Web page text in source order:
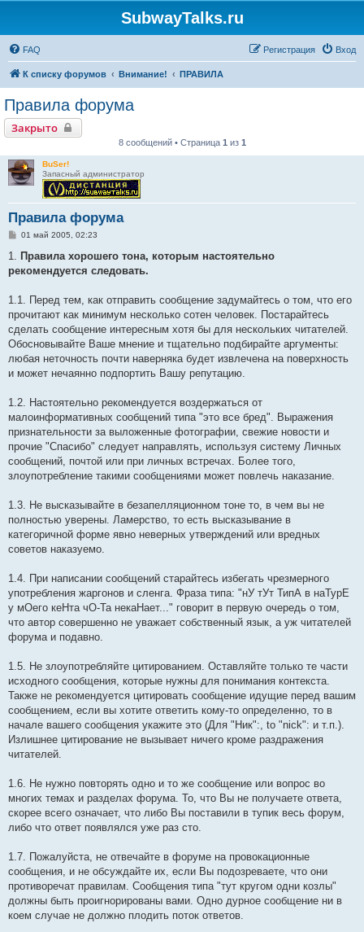
SubwayTalks.ru
FAQ Вход
Регистрация
К списку форумов Внимание! ПРАВИЛА
Правила форума
Закрыто
8 сообщений • Страница 1 из 1
BuSer!
Запасный администратор
Правила форума
С
о
щ
и
е
01 май 2005, 02:23
1. Правила хорошего тона, которым настоятельно
рекомендуется следовать.
1.1. Перед тем, как отправить сообщение задумайтесь о том, что его
прочитают как минимум несколько сотен человек. Постарайтесь
сделать сообщение интересным хотя бы для нескольких читателей.
Обосновывайте Ваше мнение и тщательно подбирайте аргументы:
любая неточность почти наверняка будет извлечена на поверхность
и может нечаянно подпортить Вашу репутацию.
1.2. Настоятельно рекомендуется воздержаться от
малоинформативных сообщений типа "это все бред". Выражения
признательности за выложенные фотографии, свежие новости и
прочие "Спасибо" следует направлять, используя систему Личных
сообщений, почтой или при личных встречах. Более того,
злоупотребление такими сообщениями может повлечь наказание.
1.3. Не высказывайте в безапелляционном тоне то, в чем вы не
полностью уверены. Ламерство, то есть высказывание в
категоричной форме явно неверных утверждений или вредных
советов наказуемо.
1.4. При написании сообщений старайтесь избегать чрезмерного
употребления жаргонов и сленга. Фраза типа: "нУ тУт ТипА в наТурЕ
у мОего кеНта чО-Та некаНает..." говорит в первую очередь о том,
что автор совершенно не уважает собственный язык, а уж читателей
форума и подавно.
1.5. Не злоупотребляйте цитированием. Оставляйте только те части
исходного сообщения, которые нужны для понимания контекста.
Также не рекомендуется цитировать сообщение идущие перед вашим
сообщением, если вы хотите ответить кому-то определенно, то в
начале вашего сообщения укажите это (Для "Ник":, to "niсk": и т.п.).
Излишнее цитирование не вызывает ничего кроме раздражения
читателей.
1.6. Не нужно повторять одно и то же сообщение или вопрос во
многих темах и разделах форума. То, что Вы не получаете ответа,
скорее всего означает, что либо Вы поставили в тупик весь форум,
либо что ответ появлялся уже раз сто.
1.7. Пожалуйста, не отвечайте в форуме на провокационные
сообщения, и не обсуждайте их, если Вы подозреваете, что они
противоречат правилам. Сообщения типа "тут кругом одни козлы"
должны быть проигнорированы вами. Одно дурное сообщение ни в
коем случае не должно плодить поток ответов.